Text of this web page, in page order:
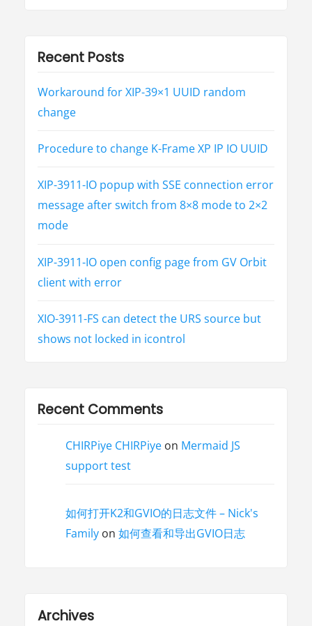
Recent Posts
Workaround for XIP-39×1 UUID random
change
Procedure to change K-Frame XP IP IO UUID
XIP-3911-IO popup with SSE connection error
message after switch from 8×8 mode to 2×2
mode
XIP-3911-IO open config page from GV Orbit
client with error
XIO-3911-FS can detect the URS source but
shows not locked in icontrol
Recent Comments
CHIRPiye CHIRPiyeon Mermaid JS
support test
如何打开K2和GVIO的日志文件 – Nick's
Familyon 如何查看和导出GVIO日志
Archives